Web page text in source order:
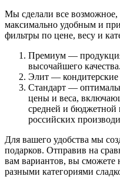
Мы сделали все
максимально удобным и
фильтры по цене, весу и
Премиум —
высочайшего качества.
Элит — кондитерские
Стандарт —
цены и веса,
средней и бюджетной
российских
Для вашего удобства мы
подарков. Отправив на
вам вариантов, вы сможете
разными категориями